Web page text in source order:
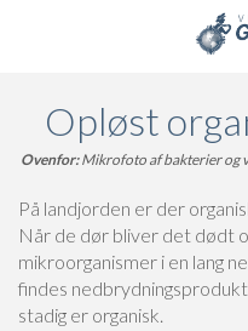
Opløst
Ovenfor:Mikrofoto af bakterier og
På landjorden er der
Når de dør bliver det dødt
mikroorganismer i en lang
findes
stadig er organisk.